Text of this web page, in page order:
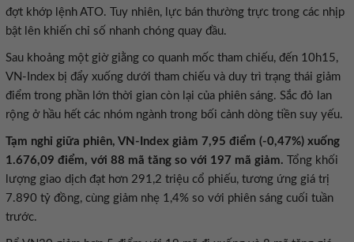
đợt khớp lệnh ATO. Tuy nhiên, lực bán thường trực trong các nhịp
bật lên khiến chỉ số nhanh chóng quay đầu.
Sau khoảng một giờ giằng co quanh mốc tham chiếu, đến 10h15,
VN-Index bị đẩy xuống dưới tham chiếu và duy trì trạng thái giảm
điểm trong phần lớn thời gian còn lại của phiên sáng. Sắc đỏ lan
rộng ở hầu hết các nhóm ngành trong bối cảnh dòng tiền suy yếu.
Tạm nghỉ giữa phiên, VN-Index giảm 7,95 điểm (-0,47%) xuống
1.676,09 điểm, với 88 mã tăng so với 197 mã giảm.
Tổng khối
lượng giao dịch đạt hơn 291,2 triệu cổ phiếu, tương ứng giá trị
7.890 tỷ đồng, cùng giảm nhẹ 1,4% so với phiên sáng cuối tuần
trước.